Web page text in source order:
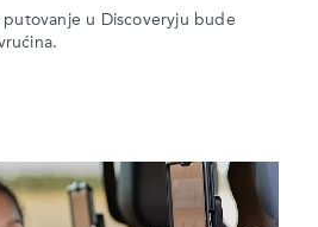
putovanje u Discoveryju bude